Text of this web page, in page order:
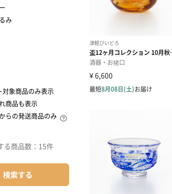
み
対象商品のみ表示
商品も表示
らの発送商品のみ
る商品数： 15件
検索する